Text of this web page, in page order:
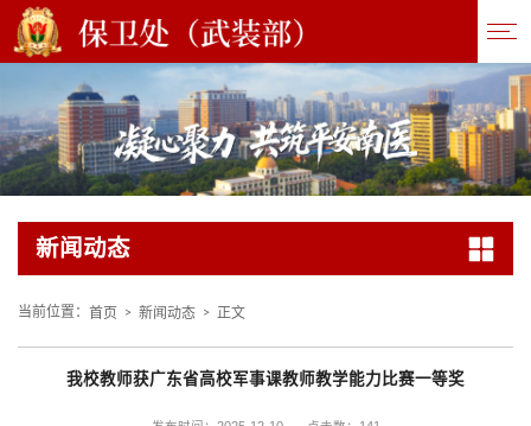
新闻动态
当前位置： 首页 > 新闻动态 > 正文
我校教师获广东省高校军事课教师教学能力比赛一等奖